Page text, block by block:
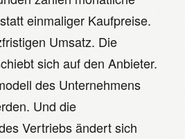
einmaliger Kaufpreise.
Umsatz. Die
sich auf den Anbieter.
des Unternehmens
Und die
Vertriebs ändert sich